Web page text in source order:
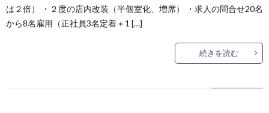
は２倍） ・２度の店内改装（半個室化、増席） ・求人の問合せ20名
から8名雇用（正社員3名定着＋1 […]
続きを読む